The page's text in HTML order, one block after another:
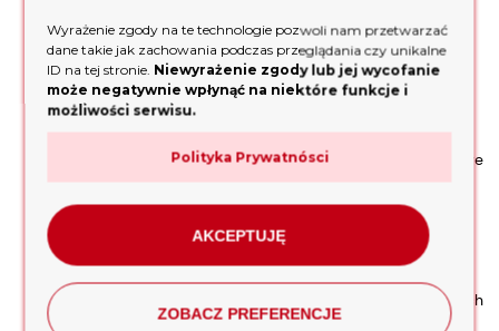
Synchronizacji
Dla użytkowników o zwiększonym zapotrzebowaniu na moc
elektryczną,Agregat Prądotwórczy Inwerterowy
Jednofazowy Weima WM3800is
gniazdo do synchronizacji. Funkcja ta pozwala na równoległe
połączenie mocy dwóch identycznych agregatów za
można w prosty sposób podwoić dostępną moc
znamionową, zyskując potężne źródło zasilania zdolne
obsłużyć wymagające elektronarzędzia budowlane lub
rozbudowane systemy domowe w czasie awarii sieci
energetycznej, bez konieczności zakupu większych, cięższych
i znacznie droższych generatorów wielkogabarytowych.
Wyrażenie zgody na te technologie pozwoli nam przetwarzać
dane takie jak zachowania podczas przeglądania czy unikalne
ID na tej stronie. Niewyrażenie zgody lub jej wycofanie
może negatywnie wpłynąć na niektóre funkcje i
możliwości serwisu.
Polityka Prywatnósci
AKCEPTUJĘ
ZOBACZ PREFERENCJE